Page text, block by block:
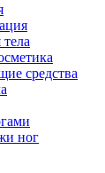
средства
ног